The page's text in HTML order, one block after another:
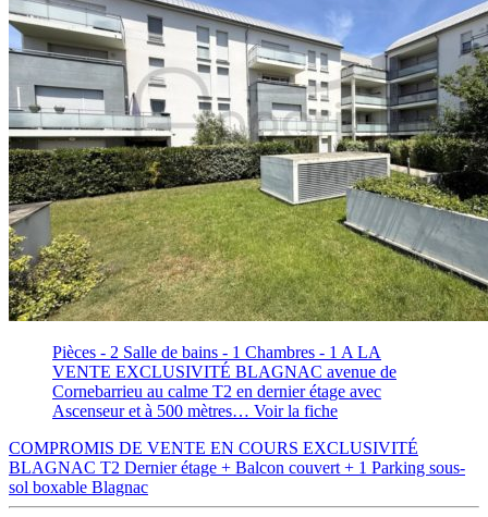
Pièces - 2 Salle de bains - 1 Chambres - 1 A LA
VENTE EXCLUSIVITÉ BLAGNAC avenue de
Cornebarrieu au calme T2 en dernier étage avec
Ascenseur et à 500 mètres… Voir la fiche
COMPROMIS DE VENTE EN COURS EXCLUSIVITÉ
BLAGNAC T2 Dernier étage + Balcon couvert + 1 Parking sous-
sol boxable Blagnac